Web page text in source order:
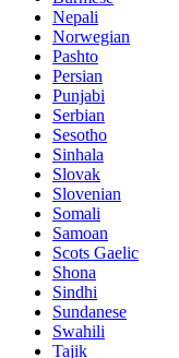
Nepali
Norwegian
Pashto
Persian
Punjabi
Serbian
Sesotho
Sinhala
Slovak
Slovenian
Somali
Samoan
Scots Gaelic
Shona
Sindhi
Sundanese
Swahili
Tajik